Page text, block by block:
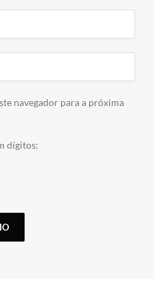
navegador para a próxima
dígitos: